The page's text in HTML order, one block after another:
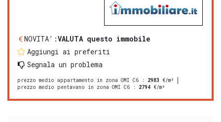
NOVITA':VALUTA questo immobile
Aggiungi ai preferiti
Segnala un problema
prezzo medio appartamento in zona OMI C6 : 2983 €/m²
prezzo medio pentavano in zona OMI C6 : 2794 €/m²